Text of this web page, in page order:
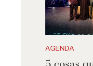
AGENDA